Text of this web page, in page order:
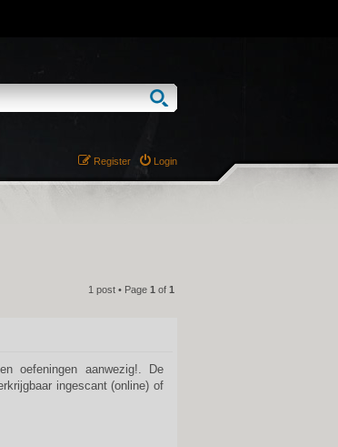
Login
Register
1 post • Page 1 of 1
oefeningen aanwezig!. De
ingescant (online) of